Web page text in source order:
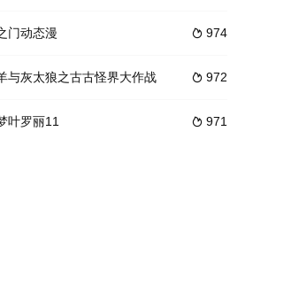
机会。于是，他从弟子考核
弟子遍布诸天万界 第二季视频,我的弟子遍布诸天万界
 974
门动态漫
 972
与灰太狼之古古怪界大作战
 971
叶罗丽11